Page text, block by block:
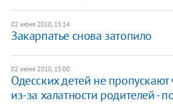
02 июня 2010, 15:14
Закарпатье снова затопило
02 июня 2010, 15:00
Одесских детей не пропускают
из-за халатности родителей -